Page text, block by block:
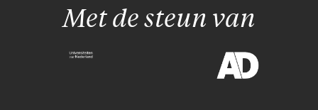
Met de steun van